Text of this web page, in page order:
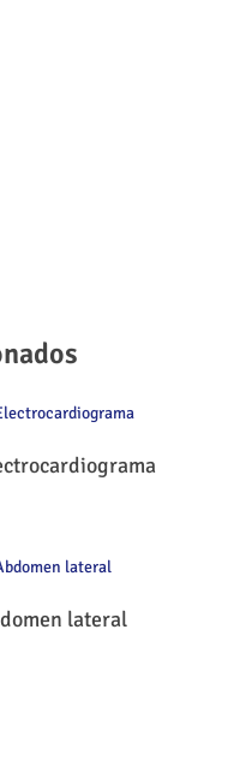
Leer Más
Leer Máslateral